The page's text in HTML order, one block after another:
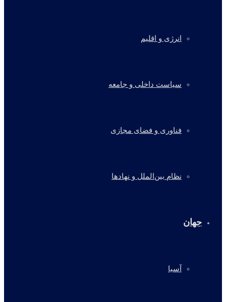
انرژی و اقلیم
سیاست داخلی و جامعه
فناوری و فضای مجازی
نظام بین‌الملل و نهادها
جهان
آسیا